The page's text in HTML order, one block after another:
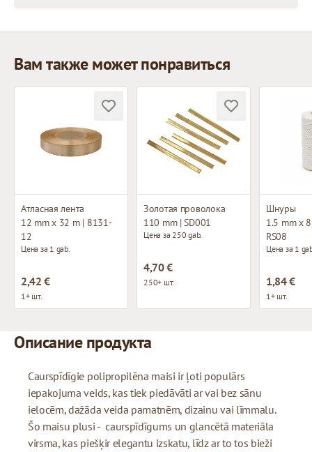
Вам также может понравиться
Атласная лента
12 mm x 32 m | 8131-
12
Цена за 1 gab.
2,42 €
1+ шт.
Золотая проволока
110 mm | SD001
Цена за 250 gab.
4,70 €
250+ шт.
Шнуры
1.5 mm x
RS08
Цена за 1
1,84 €
1+ шт.
Описание продукта
Caurspīdīgie polipropilēna maisi ir ļoti populārs
iepakojuma veids, kas tiek piedāvāti ar vai bez sānu
ielocēm, dažāda veida pamatnēm, dizainu vai līmmalu.
Šo maisu plusi - caurspīdīgums un glancētā materiāla
virsma, kas piešķir elegantu izskatu, līdz ar to tos bieži